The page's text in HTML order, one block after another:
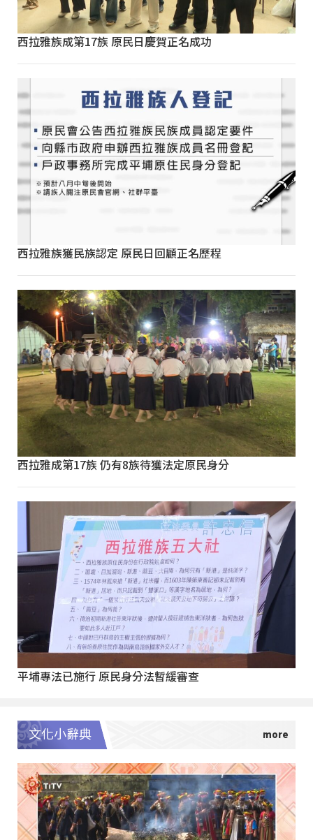
西拉雅族成第17族 原民日慶賀正名成功
西拉雅族獲民族認定 原民日回顧正名歷程
西拉雅成第17族 仍有8族待獲法定原民身分
平埔專法已施行 原民身分法暫緩審查
文化小辭典